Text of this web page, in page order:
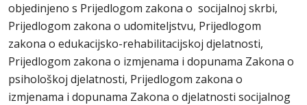
objedinjeno s Prijedlogom zakona o socijalnoj skrbi,
Prijedlogom zakona o udomiteljstvu, Prijedlogom
zakona o edukacijsko-rehabilitacijskoj djelatnosti,
Prijedlogom zakona o izmjenama i dopunama Zakona o
psihološkoj djelatnosti, Prijedlogom zakona o
izmjenama i dopunama Zakona o djelatnosti socijalnog